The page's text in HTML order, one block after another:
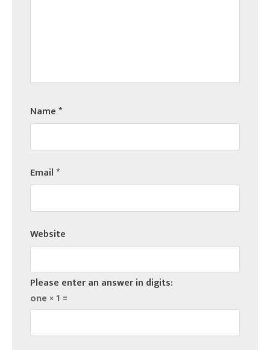
Name*
Email*
Website
Please enter an answer in digits:
one × 1 =